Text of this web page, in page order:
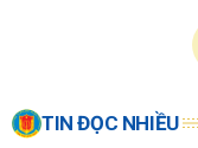
TIN ĐỌC NHIỀU